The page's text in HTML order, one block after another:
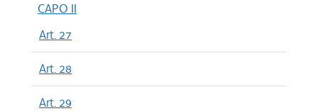
CAPO II
Art. 27
Art. 28
Art. 29